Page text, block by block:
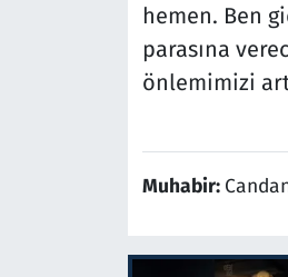
hemen. Ben
parasına
önlemimizi
Muhabir: